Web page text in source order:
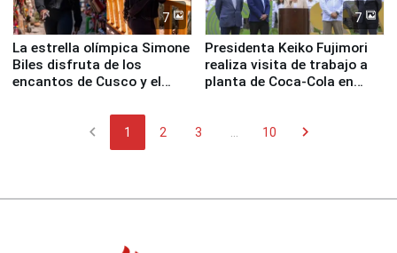
7
La estrella olímpica Simone
Biles disfruta de los
encantos de Cusco y el
7
Presidenta Keiko Fujimori
realiza visita de trabajo a
planta de Coca-Cola en
chevron_left 1 2 3 10 chevron_right